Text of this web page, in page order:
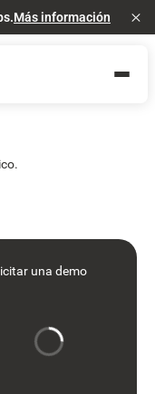
Más información
una demo